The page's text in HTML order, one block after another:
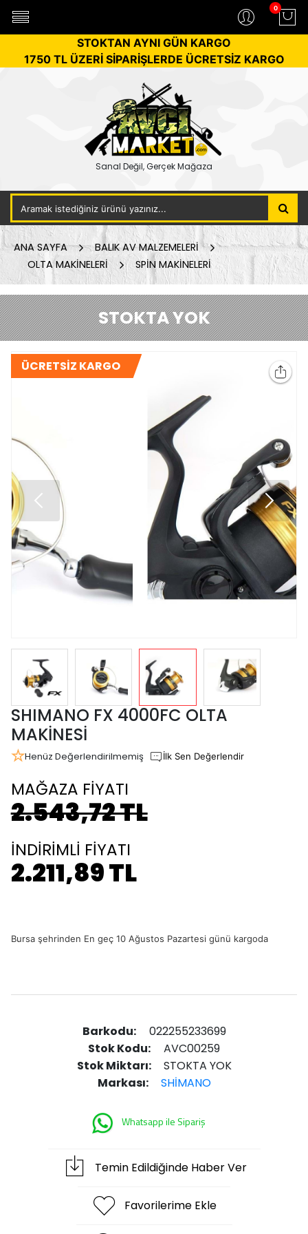
0
STOKTAN AYNI GÜN KARGO
1750 TL ÜZERİ SİPARİŞLERDE ÜCRETSİZ KARGO
Sanal Değil, Gerçek Mağaza
ANA SAYFA
BALIK AV MALZEMELERİ
OLTA MAKİNELERİ
SPİN MAKİNELERİ
STOKTA YOK
ÜCRETSİZ KARGO
SHIMANO FX 4000FC OLTA
MAKİNESİ
Henüz Değerlendirilmemiş İlk Sen Değerlendir
MAĞAZA FİYATI
2.543,72 TL
İNDİRİMLİ FİYATI
2.211,89 TL
Bursa şehrinden En geç 10 Ağustos Pazartesi günü kargoda
Barkodu:
022255233699
Stok Kodu:
AVC00259
Stok Miktarı:
STOKTA YOK
Markası:
SHİMANO
Whatsapp ile Sipariş
Temin Edildiğinde Haber Ver
Favorilerime Ekle